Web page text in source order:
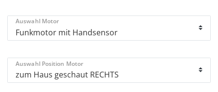
Auswahl Motor
Auswahl Position Motor